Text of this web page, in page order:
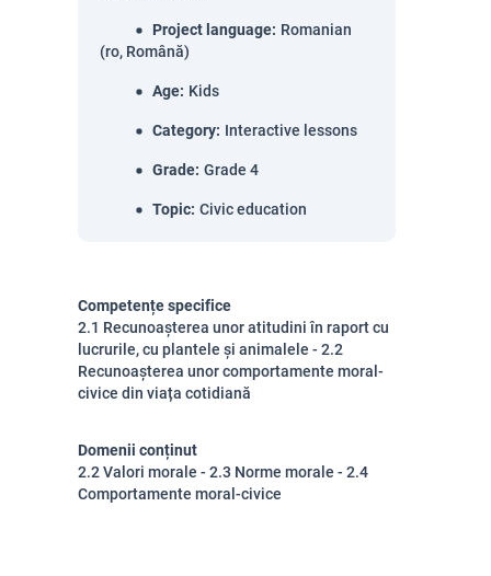
Project language: Romanian
(ro, Română)
Age: Kids
Category: Interactive lessons
Grade: Grade 4
Topic: Civic education
Competențe specifice
2.1 Recunoașterea unor atitudini în raport cu
lucrurile, cu plantele și animalele - 2.2
Recunoașterea unor comportamente moral-
civice din viața cotidiană
Domenii conținut
2.2 Valori morale - 2.3 Norme morale - 2.4
Comportamente moral-civice